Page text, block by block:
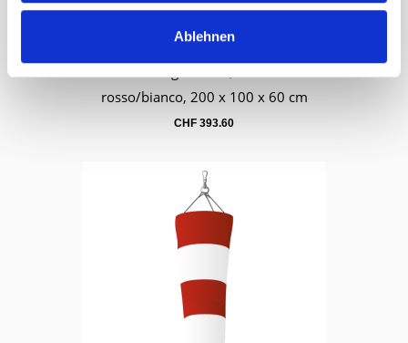
Ablehnen
Carrello
rosso/bianco, 200 x 100 x 60 cm
CHF 393.60